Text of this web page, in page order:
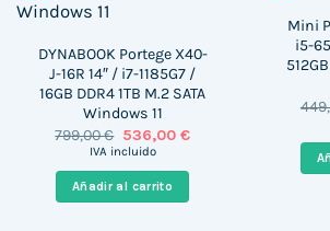
DYNABOOK Portege X40-
J-16R 14″ / i7-1185G7 /
16GB DDR4 1TB M.2 SATA
Windows 11
799,00€ El
precio
era:
799,00 €.
536,00 €El
es:
536,00 €.
IVA incluido
Añadir al carrito
Mini
i5-